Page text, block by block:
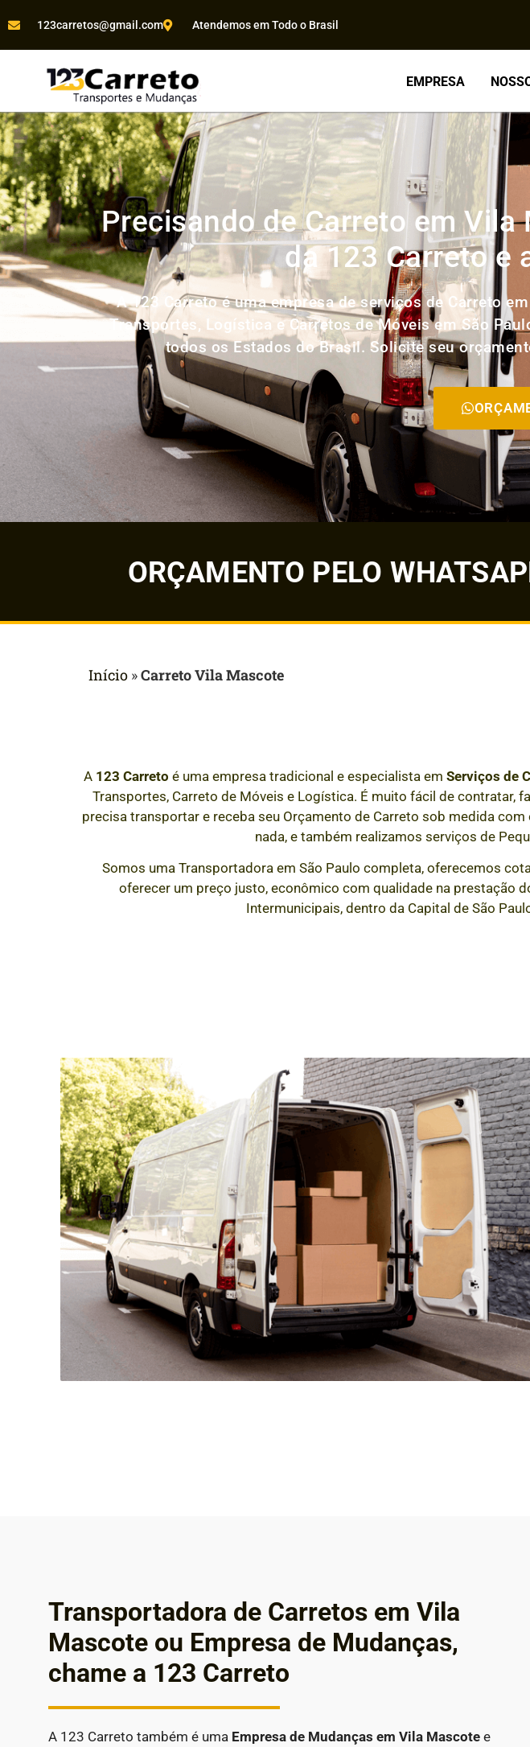
123carretos@gmail.com Atendemos em Todo o Brasil
EMPRESA
Precisando de Carreto em
da 123 Carreto e
A 123 Carreto é uma empresa de serviços de Carreto
Transportes, Logística e Carretos de Móveis em São
todos os Estados do Brasil. Solicite seu
ORÇAMENTO PELO
Início »Carreto Vila Mascote
A 123 Carreto é uma empresa tradicional e especialista em Serviços de
Transportes, Carreto de Móveis e Logística. É muito fácil de contratar,
precisa transportar e receba seu Orçamento de Carreto sob medida
nada, e também realizamos serviços de
Somos uma Transportadora em São Paulo completa, oferecemos
oferecer um preço justo, econômico com qualidade na prestação
Intermunicipais, dentro da Capital de São
Transportadora de Carretos em Vila
Mascote ou Empresa de Mudanças,
chame a 123 Carreto
A 123 Carreto também é uma Empresa de Mudanças em Vila Mascote e